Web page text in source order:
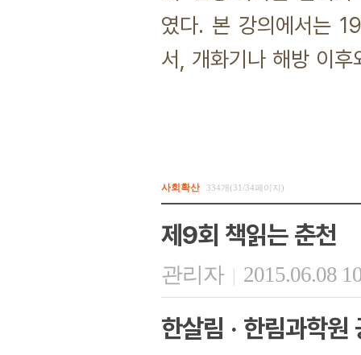
였다. 본 강의에서는
서, 개화기나 해방 이
사회확산 334개(31/34페이지)
제9회 책읽는 춘천
관리자 | 2015.06.08
한살림 · 한림과학원